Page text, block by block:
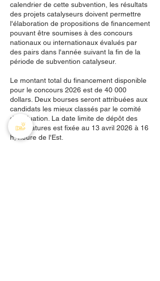
calendrier de cette subvention, les résultats
des projets catalyseurs doivent permettre
l'élaboration de propositions de financement
pouvant être soumises à des concours
nationaux ou internationaux évalués par
des pairs dans l'année suivant la fin de la
période de subvention catalyseur.
Le montant total du financement disponible
pour le concours 2026 est de 40 000
dollars. Deux bourses seront attribuées aux
candidats les mieux classés par le comité
d'évaluation. La date limite de dépôt des
candidatures est fixée au 13 avril 2026 à 16
h, heure de l'Est.